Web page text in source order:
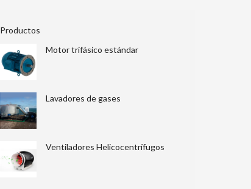
Productos
Motor trifásico estándar
Lavadores de gases
Ventiladores Helicocentrífugos